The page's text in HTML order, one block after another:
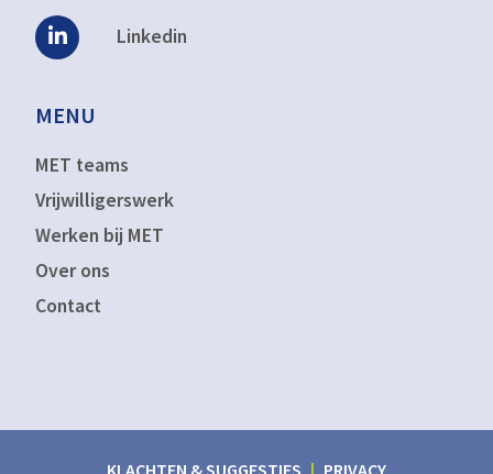
Linkedin
MENU
MET teams
Vrijwilligerswerk
Werken bij MET
Over ons
Contact
KLACHTEN & SUGGESTIES PRIVACY